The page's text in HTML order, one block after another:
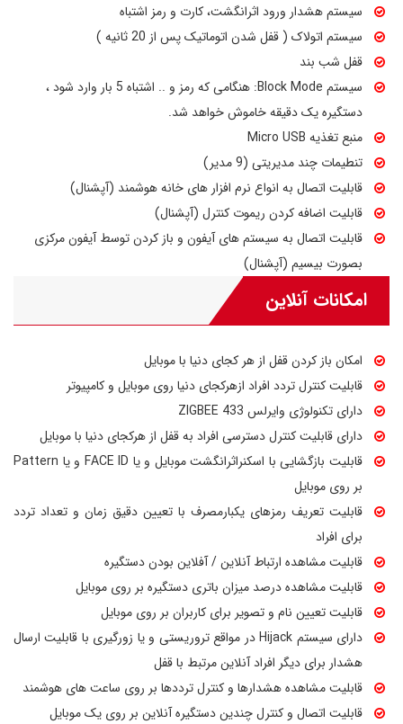
سیستم هشدار ورود اثرانگشت، کارت و رمز اشتباه
سیستم اتولاک ( قفل شدن اتوماتیک پس از 20 ثانیه )
قفل شب بند
سیستم Block Mode: هنگامی که رمز و .. اشتباه 5 بار وارد شود ،
دستگیره یک دقیقه خاموش خواهد شد.
منبع تغذیه Micro USB
تنطیمات چند مدیریتی (9 مدیر)
قابلیت اتصال به انواع نرم افزار های خانه هوشمند (آپشنال)
قابلیت اضافه کردن ریموت کنترل (آپشنال)
قابلیت اتصال به سیستم های آیفون و باز کردن توسط آیفون مرکزی
بصورت بیسیم (آپشنال)
امکانات آنلاین
امکان باز کردن قفل از هر کجای دنیا با موبایل
قابلیت کنترل تردد افراد ازهرکجای دنیا روی موبایل و کامپیوتر
دارای تکنولوژی وایرلس ZIGBEE 433
دارای قابلیت کنترل دسترسی افراد به قفل از هرکجای دنیا با موبایل
قابلیت بازگشایی با اسکنراثرانگشت موبایل و یا FACE ID و یا Pattern
بر روی موبایل
قابلیت تعریف رمزهای یکبارمصرف با تعیین دقیق زمان و تعداد تردد
برای افراد
قابلیت مشاهده ارتباط آنلاین / آفلاین بودن دستگیره
قابلیت مشاهده درصد میزان باتری دستگیره بر روی موبایل
قابلیت تعیین نام و تصویر برای کاربران بر روی موبایل
دارای سیستم Hijack در مواقع تروریستی و یا زورگیری با قابلیت ارسال
هشدار برای دیگر افراد آنلاین مرتبط با قفل
قابلیت مشاهده هشدارها و کنترل ترددها بر روی ساعت های هوشمند
قابلیت اتصال و کنترل چندین دستگیره آنلاین بر روی یک موبایل